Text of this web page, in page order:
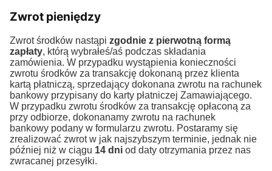
Zwrot pieniędzy
Zwrot środków nastąpi zgodnie z pierwotną formą
zapłaty, którą wybrałeś/aś podczas składania
zamówienia. W przypadku wystąpienia konieczności
zwrotu środków za transakcję dokonaną przez klienta
kartą płatniczą, sprzedający dokonana zwrotu na rachunek
bankowy przypisany do karty płatniczej Zamawiającego.
W przypadku zwrotu środków za transakcję opłaconą za
przy odbiorze, dokonanamy zwrotu na rachunek
bankowy podany w formularzu zwrotu. Postaramy się
zrealizować zwrot w jak najszybszym terminie, jednak nie
później niż w ciągu 14 dni od daty otrzymania przez nas
zwracanej przesyłki.